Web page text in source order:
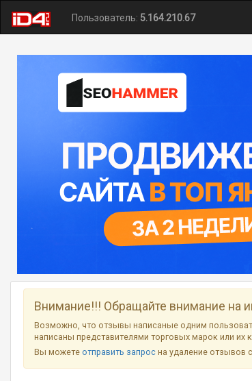
Пользователь: 5.164.210.67
Внимание!!! Обращайте внимание на
Возможно, что отзывы написаные одним
написаны представителями торговых марок или их
Вы можетеотправить запрос на удаление